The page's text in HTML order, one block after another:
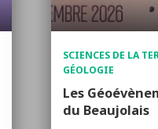
SCIENCES DE LA
GÉOLOGIE
Les
du Beaujolais